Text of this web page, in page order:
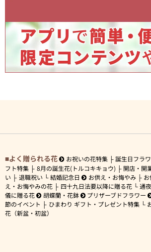
よく贈られる花 お祝いの花特集
誕生日フラ
フト特集
8月の誕生花(トルコキキョウ)
開店・開
い
退職祝い 結婚記念日 お供え・お悔やみ
え・お悔やみの花
四十九日法要以降に贈る花
通
儀に贈る花
胡蝶蘭・花鉢 プリザーブドフラワー
節のイベント
ひまわり ギフト・プレゼント特集
花（新盆・初盆）